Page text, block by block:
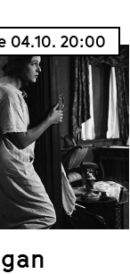
04.10. 20:00